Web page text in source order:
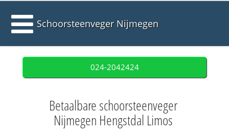
Schoorsteenveger Nijmegen
024-2042424
Betaalbare schoorsteenveger
Nijmegen Hengstdal Limos